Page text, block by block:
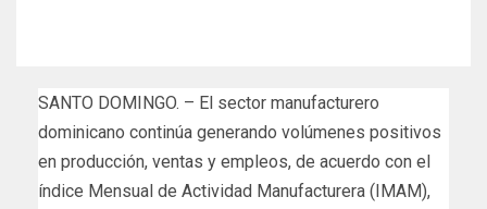
SANTO DOMINGO. – El sector manufacturero
dominicano continúa generando volúmenes positivos
en producción, ventas y empleos, de acuerdo con el
índice Mensual de Actividad Manufacturera (IMAM),